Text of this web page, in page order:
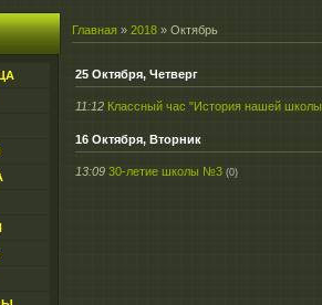
Главная » 2018 » Октябрь
25 Октября, Четверг
11:12 Классный час "История нашей
16 Октября, Вторник
13:09 30-летие школы №3 (0)